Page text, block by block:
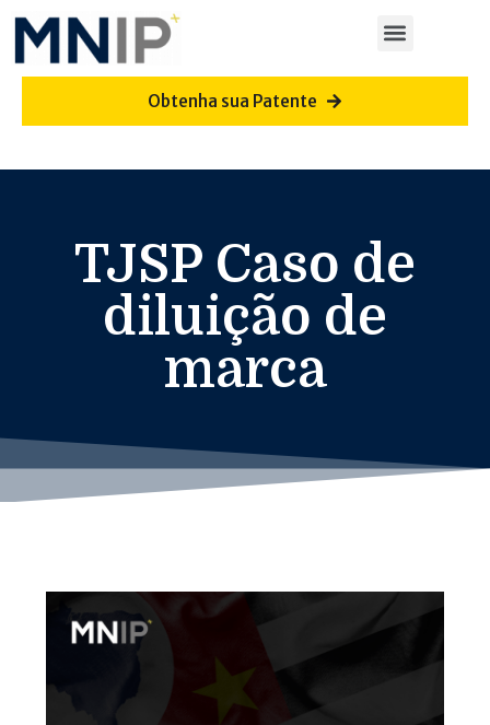
Obtenha sua Patente
TJSP Caso de
diluição de
marca